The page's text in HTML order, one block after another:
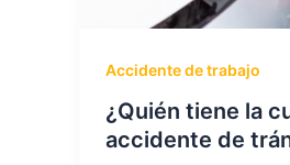
Accidente de trabajo
¿Quién tiene la
accidente de